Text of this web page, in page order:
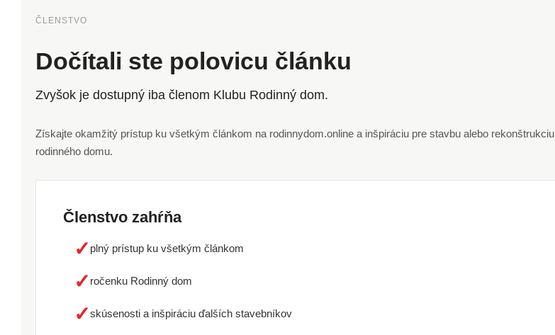
ČLENSTVO
Dočítali ste polovicu článku
Zvyšok je dostupný iba členom Klubu Rodinný dom.
Získajte okamžitý prístup ku všetkým článkom na rodinnydom.online a inšpiráciu pre stavbu alebo rekonštrukciu
rodinného domu.
Členstvo zahŕňa
✓ plný prístup ku všetkým článkom
✓ ročenku Rodinný dom
✓skúsenosti a inšpiráciu ďalších stavebníkov